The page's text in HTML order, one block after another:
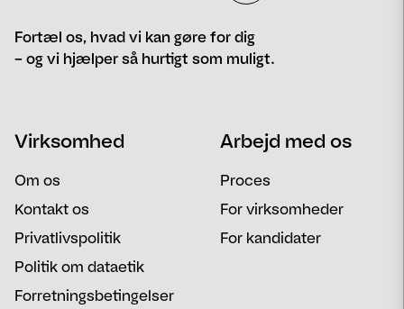
Fortæl os, hvad vi kan gøre for dig
– og vi hjælper så hurtigt som muligt.
Email Besked
Virksomhed
Om os
Kontakt os
Privatlivspolitik
Politik om dataetik
Forretningsbetingelser
Arbejd med os
Proces
For virksomheder
For kandidater